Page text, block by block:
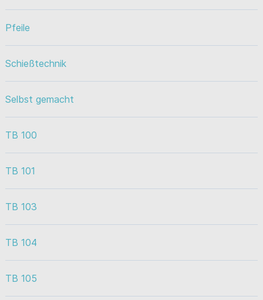
Pfeile
Schießtechnik
Selbst gemacht
TB 100
TB 101
TB 103
TB 104
TB 105